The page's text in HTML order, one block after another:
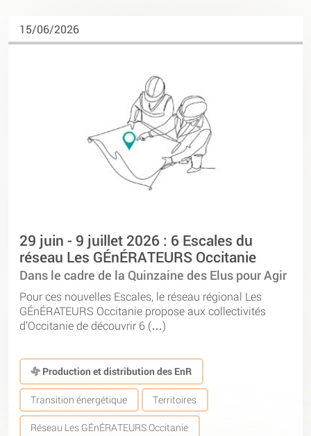
15/06/2026
29 juin - 9 juillet 2026 : 6 Escales du
réseau Les GÉnÉRATEURS Occitanie
Dans le cadre de la Quinzaine des Elus pour Agir
Pour ces nouvelles Escales, le réseau régional Les
GÉnÉRATEURS Occitanie propose aux collectivités
d’Occitanie de découvrir 6 (…)
Production et distribution des EnR
Transition énergétique Territoires
Réseau Les GÉnÉRATEURS Occitanie